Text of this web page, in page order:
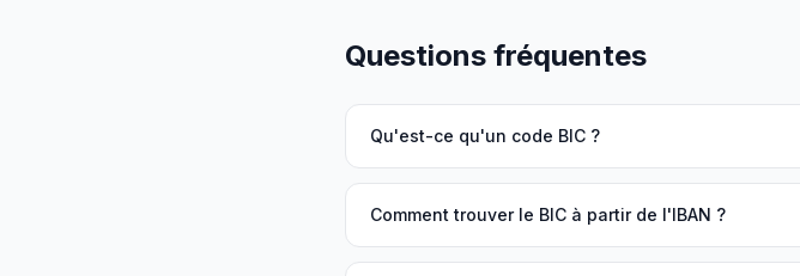
Questions fréquentes
Qu'est-ce qu'un code BIC ?
Comment trouver le BIC à partir de l'IBAN ?